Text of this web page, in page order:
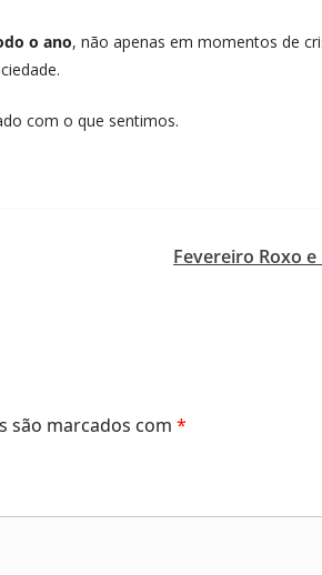
o ano, não apenas em momentos de
com o que sentimos.
Fevereiro Roxo
são marcados com *